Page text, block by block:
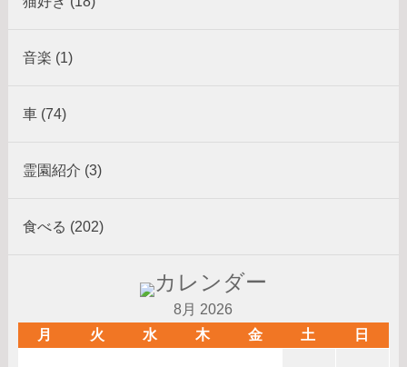
音楽 (1)
車 (74)
霊園紹介 (3)
食べる (202)
8月 2026
月
火 水 木 金 土 日